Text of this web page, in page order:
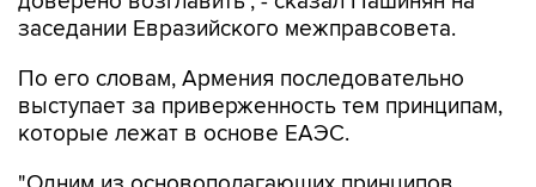
По его словам, Армения последовательно
которые лежат в основе ЕАЭС.
"Одним из основополагающих принципов